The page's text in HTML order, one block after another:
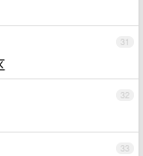
31
32
33